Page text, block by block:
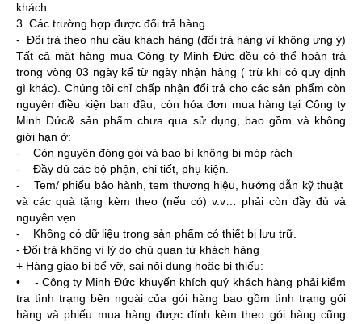
khách .
3. Các trường hợp được đổi trả hàng
- Đổi trả theo nhu cầu khách hàng (đổi trả hàng vì không ưng ý)
Tất cả mặt hàng mua Công ty Minh Đức đều có thể hoàn trả
trong vòng 03 ngày kể từ ngày nhận hàng ( trừ khi có quy định
gì khác). Chúng tôi chỉ chấp nhận đổi trả cho các sản phẩm còn
nguyên điều kiện ban đầu, còn hóa đơn mua hàng tại Công ty
Minh Đức& sản phẩm chưa qua sử dụng, bao gồm và không
giới hạn ở:
- Còn nguyên đóng gói và bao bì không bị móp rách
- Đầy đủ các bộ phận, chi tiết, phụ kiện.
- Tem/ phiếu bảo hành, tem thương hiệu, hướng dẫn kỹ thuật
và các quà tặng kèm theo (nếu có) v.v… phải còn đầy đủ và
nguyên vẹn
- Không có dữ liệu trong sản phẩm có thiết bị lưu trữ.
- Đổi trả không vì lý do chủ quan từ khách hàng
+ Hàng giao bị bể vỡ, sai nội dung hoặc bị thiếu:
• - Công ty Minh Đức khuyến khích quý khách hàng phải kiểm
tra tình trạng bên ngoài của gói hàng bao gồm tình trạng gói
hàng và phiếu mua hàng được đính kèm theo gói hàng cũng